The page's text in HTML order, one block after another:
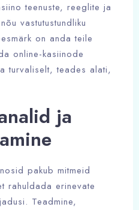
teenuste, reeglite ja
vastutustundliku
on anda teile
online-kasiinode
turvaliselt, teades alati,
ja
pakub mitmeid
rahuldada erinevate
Teadmine,